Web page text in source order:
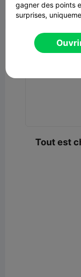
 Signaler
Commentaires
Tout est
gagner des points
surprises,